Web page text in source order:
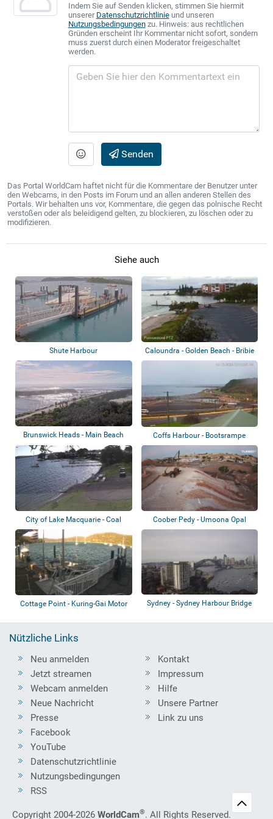
Indem Sie auf Senden klicken, stimmen Sie hiermit
unserer Datenschutzrichtlinieund unseren
Nutzungsbedingungenzu. Hinweis: aus rechtlichen
Gründen erscheint Ihr Kommentar nicht sofort, sondern
muss zuerst durch einen Moderator freigeschaltet
werden.
Senden
Das Portal WorldCam haftet nicht für die Kommentare der Benutzer unter
den Webcams, in den Posts im Forum und an allen anderen Stellen des
Portals. Wir behalten uns vor, Kommentare, die gegen das polnische Recht
verstoßen oder als beleidigend gelten, zu blockieren, zu löschen oder zu
modifizieren.
Siehe auch
Shute Harbour
Caloundra - Golden Beach - Bribie
Island
Brunswick Heads - Main Beach Coffs Harbour - Bootsrampe
City of Lake Macquarie - Coal
Coober Pedy - Umoona Opal
Mine & Museum
Cottage Point - Kuring-Gai Motor
Sydney - Sydney Harbour Bridge
Nützliche Links
Neu anmelden
Jetzt streamen
Webcam anmelden
Neue Nachricht
Presse
Kontakt
Impressum
Hilfe
Unsere Partner
Link zu uns
Facebook
YouTube
Datenschutzrichtlinie
Nutzungsbedingungen
RSS
Copyright 2004-2026 WorldCam®. All Rights Reserved.